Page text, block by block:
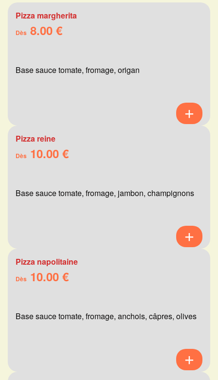
Pizza margherita
Dès 8.00 €
Base sauce tomate, fromage, origan
Pizza reine
Dès 10.00 €
Base sauce tomate, fromage, jambon, champignons
Pizza napolitaine
Dès 10.00 €
Base sauce tomate, fromage, anchois, câpres, olives